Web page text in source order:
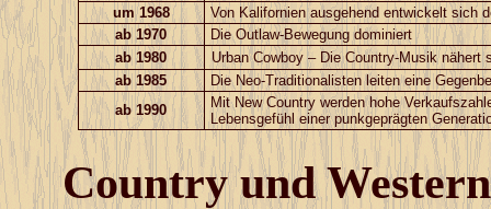
um 1968
Von Kalifornien ausgehend entwickelt sich
ab 1970
Die Outlaw-Bewegung dominiert
ab 1980
Urban Cowboy – Die Country-Musik nähert
ab 1985
Die Neo-Traditionalisten leiten eine
ab 1990
Mit New Country werden hohe
Lebensgefühl einer punkgeprägten
Country und Western